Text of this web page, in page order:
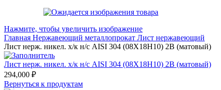
Нажмите, чтобы увеличить изображение
Главная Нержавеющий металлопрокат Лист нержавеющий
Лист нерж. никел. х/к н/с AISI 304 (08Х18Н10) 2B (матовый)
Лист нерж. никел. х/к н/с AISI 304 (08Х18Н10) 2B (матовый)
294,000 ₽
Вернуться к продуктам